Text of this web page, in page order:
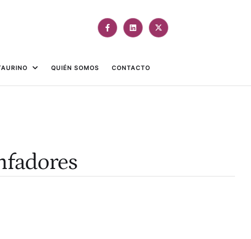
QUIÉN SOMOS CONTACTO